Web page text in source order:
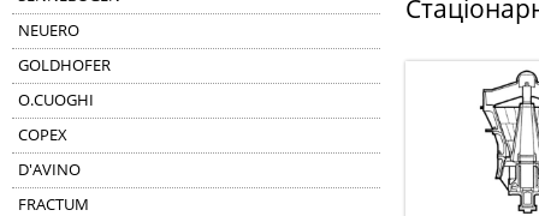
NEUERO
GOLDHOFER
O.CUOGHI
COPEX
D'AVINO
FRACTUM